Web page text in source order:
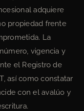
adquiere
propiedad frente
La
vigencia y
el Registro de
así como constatar
con el avalúo y